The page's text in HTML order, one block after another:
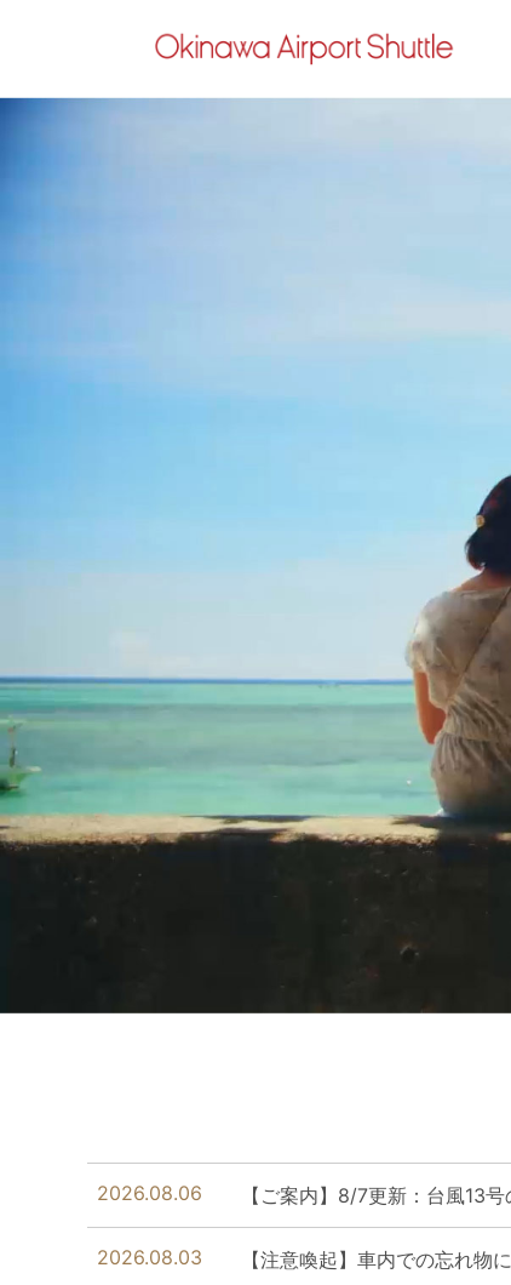
2026.08.06 【ご案内】8/7更新：台風13
2026.08.03 【注意喚起】車内での忘れ物